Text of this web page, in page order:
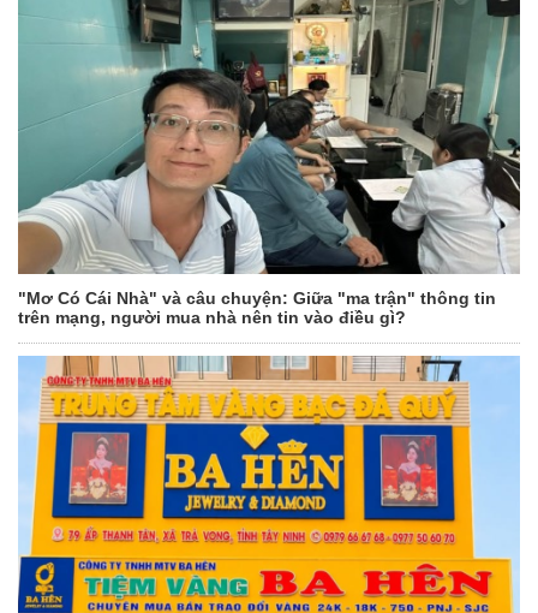
"Mơ Có Cái Nhà" và câu chuyện: Giữa "ma trận" thông tin
trên mạng, người mua nhà nên tin vào điều gì?